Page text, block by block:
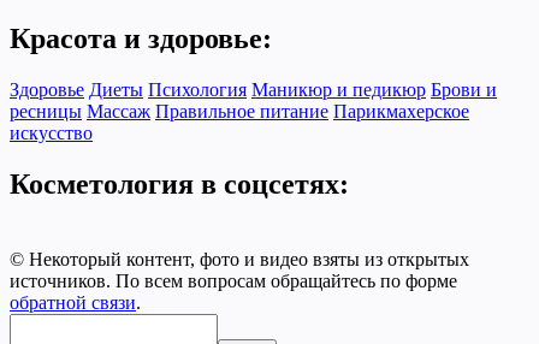
Красота и здоровье:
Здоровье Диеты Психология Маникюр и педикюр Брови и
ресницы Массаж Правильное питание Парикмахерское
искусство
Косметология в соцсетях:
© Некоторый контент, фото и видео взяты из открытых
источников. По всем вопросам обращайтесь по форме
обратной связи.